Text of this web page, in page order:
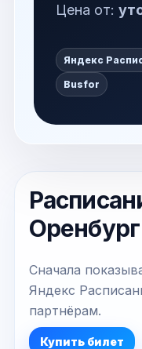
Цена от:
Яндекс
Busfor
Сначала
Яндекс
партнёрам.
Купить билет